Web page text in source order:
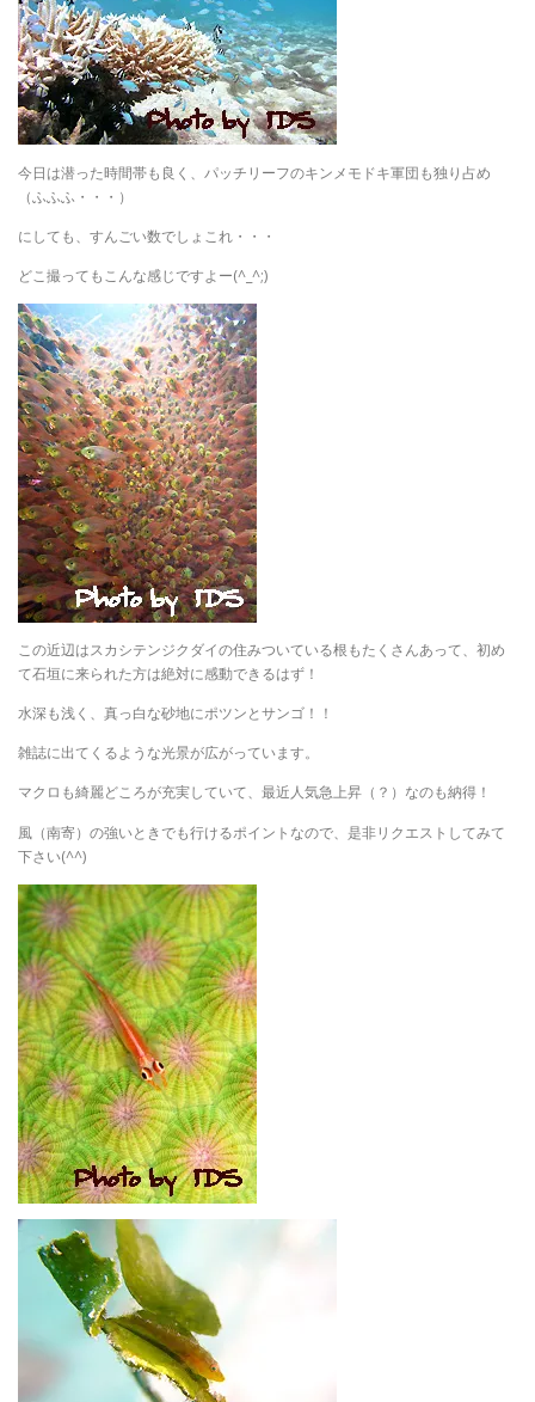
今日は潜った時間帯も良く、パッチリーフのキンメモドキ軍団も独り占め
（ふふふ・・・）
にしても、すんごい数でしょこれ・・・
どこ撮ってもこんな感じですよー(^_^;)
この近辺はスカシテンジクダイの住みついている根もたくさんあって、初め
て石垣に来られた方は絶対に感動できるはず！
水深も浅く、真っ白な砂地にポツンとサンゴ！！
雑誌に出てくるような光景が広がっています。
マクロも綺麗どころが充実していて、最近人気急上昇（？）なのも納得！
風（南寄）の強いときでも行けるポイントなので、是非リクエストしてみて
下さい(^^)